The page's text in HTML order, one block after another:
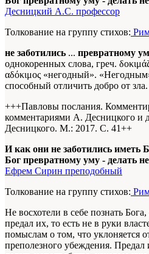
Десницкий А.С. профессор
Толкование на группу стихов:
не заботились ... превратному
однокоренных слова, греч.
αδόκιμος «негодный».
способный отличить добро от зла.
+++Павловы послания.
комментариями А. Десницкого и
Десницкого. М.: 2017. С. 41++
И как они не заботились иметь
Бог превратному уму - делать
Ефрем Сирин преподобный
Толкование на группу стихов:
Не восхотели в себе познать
предал их, то есть не в руки
помыслам о том, что уклоняется
преполезного убеждения.